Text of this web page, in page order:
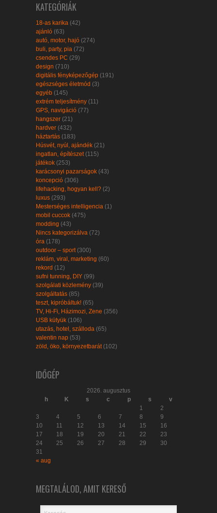
KATEGÓRIÁK
18-as karika (42)
ajánló (63)
autó, motor, hajó (274)
buli, party, pia (72)
csendes PC (29)
design (710)
digitális fényképezőgép (191)
egészséges életmód (3)
egyéb (145)
extrém teljesítmény (11)
GPS, navigáció (77)
hangszer (21)
hardver (432)
háztartás (183)
Húsvét, nyúl, ajándék (21)
ingatlan, építészet(115)
játékok (253)
karácsonyi pazarságok (43)
koncepció (306)
lifehacking, hogyan kell? (2)
luxus (293)
Mesterséges intelligencia (1)
mobil cuccok (475)
modding (43)
Nincs kategorizálva (72)
óra (178)
outdoor – sport(300)
reklám, viral, marketing (60)
rekord (12)
sufni tunning, DIY (99)
szolgálati közlemény (39)
szolgáltatás (85)
teszt, kipróbáltuk! (65)
TV, Hi-Fi, Házimozi, Zene (356)
USB kütyük (106)
utazás, hotel, szálloda (65)
valentin nap (53)
zöld, öko, környezetbarát(102)
IDŐGÉP
2026. augusztus
h
K s c p s
v
1
2
3
4 5 6 7 8
9
10
11 12 13 14 15
16
17
18 19 20 21 22
23
24
25 26 27 28 29
30
31
« aug
MEGTALÁLOD, AMIT KERESŐ